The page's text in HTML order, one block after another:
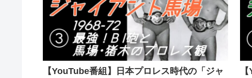
【YouTube番組】日本プロレス時代の「ジャ